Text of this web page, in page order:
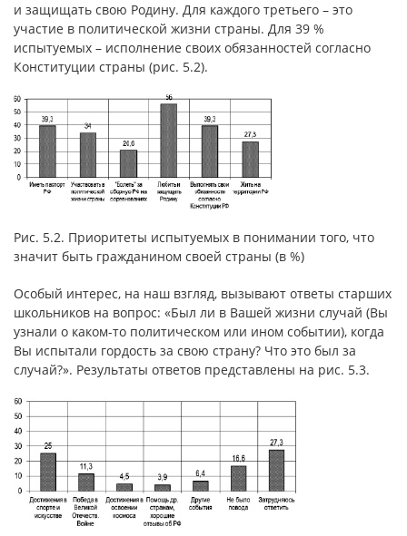
и защищать свою Родину. Для каждого третьего – это
участие в политической жизни страны. Для 39 %
испытуемых – исполнение своих обязанностей согласно
Конституции страны (рис. 5.2).
Рис. 5.2. Приоритеты испытуемых в понимании того, что
значит быть гражданином своей страны (в %)
Особый интерес, на наш взгляд, вызывают ответы старших
школьников на вопрос: «Был ли в Вашей жизни случай (Вы
узнали о каком-то политическом или ином событии), когда
Вы испытали гордость за свою страну? Что это был за
случай?». Результаты ответов представлены на рис. 5.3.